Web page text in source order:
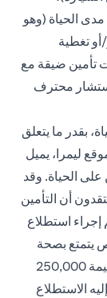
الحياة (وهو
أو تغطية
تأمين ضيقة مع
محترف
بقدر ما يتعلق
ليمرا، يميل
على الحياة. وقد
أن التأمين
إجراء استطلاع
يتمتع بصحة
جيدة يبلغ من العمر 30 عامًا وتقدر في الأصل بقيمة 250,000
الاستطلاع